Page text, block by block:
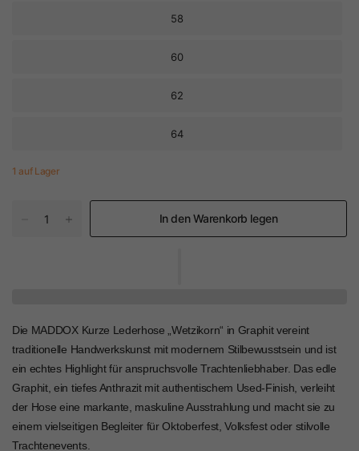
58
60
62
64
1 auf Lager
In den Warenkorb legen
Die MADDOX Kurze Lederhose „Wetzikorn“ in Graphit vereint
traditionelle Handwerkskunst mit modernem Stilbewusstsein und ist
ein echtes Highlight für anspruchsvolle Trachtenliebhaber. Das edle
Graphit, ein tiefes Anthrazit mit authentischem Used-Finish, verleiht
der Hose eine markante, maskuline Ausstrahlung und macht sie zu
einem vielseitigen Begleiter für Oktoberfest, Volksfest oder stilvolle
Trachtenevents.